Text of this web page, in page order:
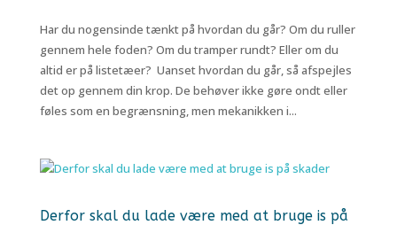
Har du nogensinde tænkt på hvordan du går? Om du ruller
gennem hele foden? Om du tramper rundt? Eller om du
altid er på listetæer? Uanset hvordan du går, så afspejles
det op gennem din krop. De behøver ikke gøre ondt eller
føles som en begrænsning, men mekanikken i...
Derfor skal du lade være med at bruge is på